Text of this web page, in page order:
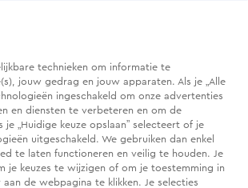
weten dat
technieken om informatie te
jouw gedrag en jouw apparaten. Als je „Alle
ingeschakeld om onze advertenties
en diensten te verbeteren en om de
„Huidige keuze opslaan” selecteert of je
uitgeschakeld. We gebruiken dan enkel
te laten functioneren en veilig te houden. Je
je keuzes te wijzigen of om je toestemming in
de webpagina te klikken. Je selecties